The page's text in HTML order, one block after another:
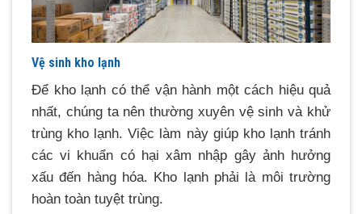
Vệ sinh kho lạnh
Để kho lạnh có thể vận hành một cách hiệu quả
nhất, chúng ta nên thường xuyên vệ sinh và khử
trùng kho lạnh. Việc làm này giúp kho lạnh tránh
các vi khuẩn có hại xâm nhập gây ảnh hưởng
xấu đến hàng hóa. Kho lạnh phải là môi trường
hoàn toàn tuyệt trùng.